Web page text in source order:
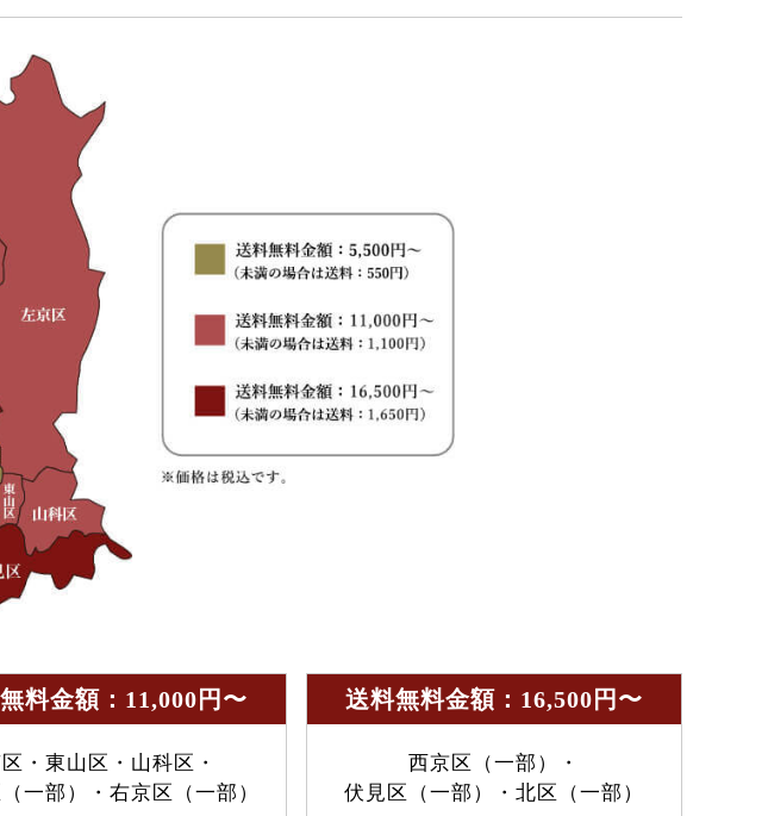
料金額：11,000円〜
・東山区・山科区・
一部）・右京区（一部）
送料無料金額：16,500円〜
西京区（一部）・
伏見区（一部）・北区（一部）